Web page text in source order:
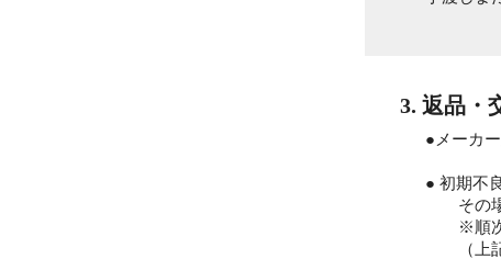
3. 返品・
●メーカ
● 初期不
その場
※順次確
（上記